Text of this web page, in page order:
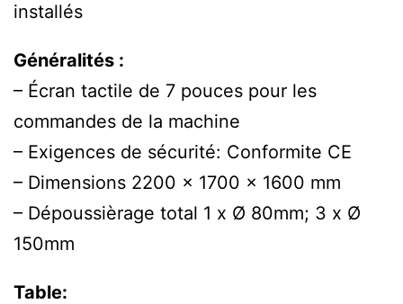
installés
Généralités :
– Écran tactile de 7 pouces pour les
commandes de la machine
– Exigences de sécurité: Conformite CE
– Dimensions 2200 x 1700 x 1600 mm
– Dépoussièrage total 1 x Ø 80mm; 3 x Ø
150mm
Table: